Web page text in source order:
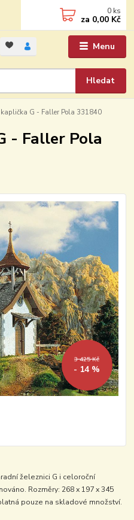
Menu
Hledat
0 ks
za 0,00 Kč
kaplička G - Faller Pola 331840
- Faller Pola
3 425 Kč
- 14 %
železnici G i celoroční
Rozměry: 268 x 197 x 345
pouze na skladové množství.